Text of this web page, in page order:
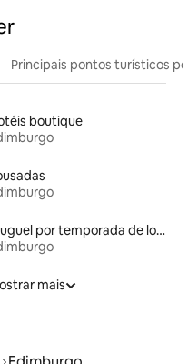
Principais pontos turísticos
boutique
Aluguel por temporada de lofts
mais